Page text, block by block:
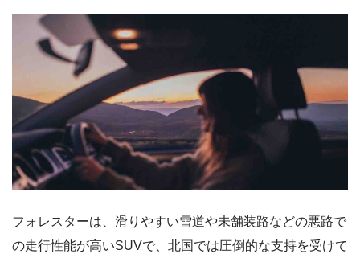
フォレスターは、滑りやすい雪道や未舗装路などの悪路で
の走行性能が高いSUVで、北国では圧倒的な支持を受けて